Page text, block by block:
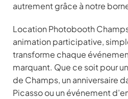
autrement grâce à notre
Location Photobooth
animation participative,
transforme chaque
marquant. Que ce soit pour
de Champs, un anniversaire
Picasso ou un événement